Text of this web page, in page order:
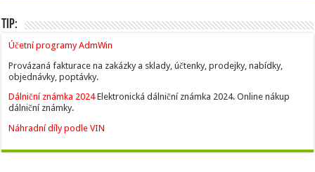
Tip:
Účetní programy AdmWin
Provázaná fakturace na zakázky a sklady, účtenky, prodejky, nabídky,
objednávky, poptávky.
Dálniční známka 2024Elektronická dálniční známka 2024. Online nákup
dálniční známky.
Náhradní díly podle VIN